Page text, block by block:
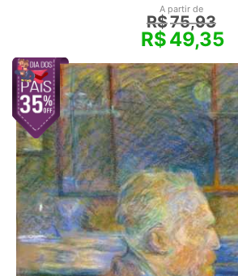
A partir de
R$75,93
R$49,35